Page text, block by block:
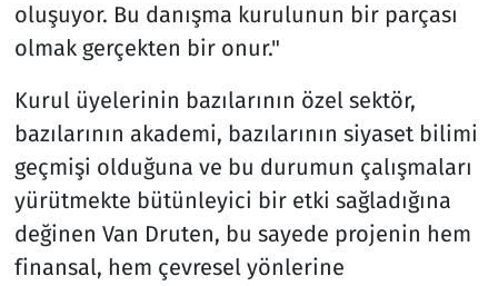
oluşuyor. Bu danışma kurulunun bir parçası
olmak gerçekten bir onur."
Kurul üyelerinin bazılarının özel sektör,
bazılarının akademi, bazılarının siyaset bilimi
geçmişi olduğuna ve bu durumun çalışmaları
yürütmekte bütünleyici bir etki sağladığına
değinen Van Druten, bu sayede projenin hem
finansal, hem çevresel yönlerine